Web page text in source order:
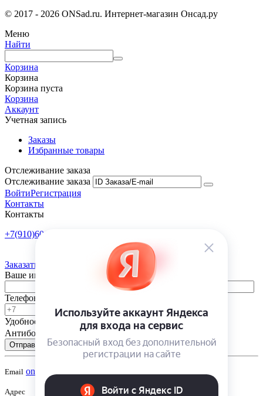
© 2017 - 2026 ONSad.ru. Интернет-магазин Онсад.ру
Меню
Найти
Корзина
Корзина
Корзина пуста
Корзина
Аккаунт
Учетная запись
Заказы
Избранные товары
Отслеживание заказа
Отслеживание заказа
ВойтиРегистрация
Контакты
Контакты
+7(910)601-10-10
Заказать обратный звонок
Ваше имя
Телефон
Удобное время
-
Антибот
Отправить
Email onsad@onsad.ru
Адрес